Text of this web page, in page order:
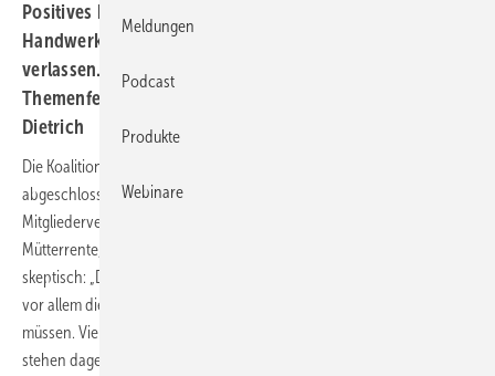
Positives herauslesen lässt. Deshalb ist das SHK-
Handwerk gut beraten, sich auf die eigenen Stärken zu
verlassen. Energie und Demografie – diese beiden
Themenfelder werden weiterhin wichtig sein. Thomas
Dietrich
Die Koalitionsverhandlungen wurden erst wenige Stunden zuvor
abgeschlossen, als ZVSHK-Präsident Manfred Stather die
Mitgliederversammlung eröffnete. Angesichts der Eckpunkte wie
Mütterrente, Renteneintrittsalter und Mindestlohn zeigte er sich
skeptisch: „Diese Vereinbarungen werden viel Geld kosten. Geld, das
vor allem die Leistungsträger aus dem Mittelstand werden aufbringen
müssen. Viele Punkte, die für unsere Handwerke von Bedeutung sind,
stehen dagegen unter dem Vorbehalt der Finanzierbarkeit.“
Meldungen
Podcast
Produkte
Webinare